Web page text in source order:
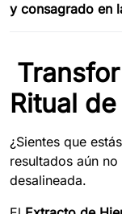
y consagrado en
Ritual
¿Sientes que
resultados aún
desalineada.